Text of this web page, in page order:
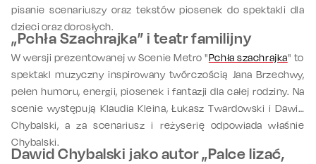
pisanie scenariuszy oraz tekstów piosenek do spektakli dla
dzieci oraz dorosłych.
„Pchła Szachrajka” i teatr familijny
W wersji prezentowanej w Scenie Metro "Pchła szachrajka" to
spektakl muzyczny inspirowany twórczością Jana Brzechwy,
pełen humoru, energii, piosenek i fantazji dla całej rodziny. Na
scenie występują Klaudia Kleina, Łukasz Twardowski i Dawid
Chybalski, a za scenariusz i reżyserię odpowiada właśnie
Chybalski.
Dawid Chybalski jako autor „Palce lizać,